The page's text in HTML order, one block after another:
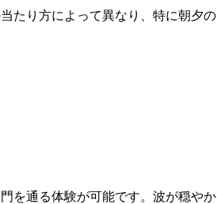
たり方によって異なり、特に朝夕の
を通る体験が可能です。波が穏やか